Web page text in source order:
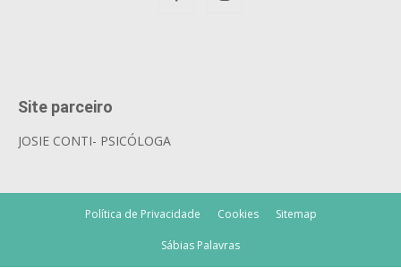
Site parceiro
JOSIE CONTI- PSICÓLOGA
Política de Privacidade Cookies Sitemap
Sábias Palavras